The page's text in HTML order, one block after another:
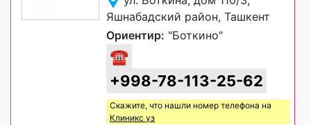
Яшнабадский район, Ташкент
Ориентир: "Боткино"
☎
+998-78-113-25-62
Скажите, что нашли номер телефона на
Клиникс уз